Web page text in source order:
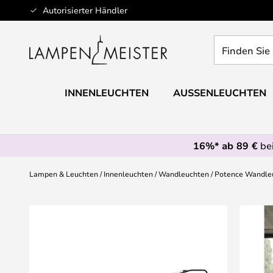
Autorisierter Händler
Zum
Inhalt
Sie
Leuchte...
INNENLEUCHTEN AUSSENLEUCHTEN
16%* ab 89 €
Lampen & Leuchten Innenleuchten Wandleuchten Potence